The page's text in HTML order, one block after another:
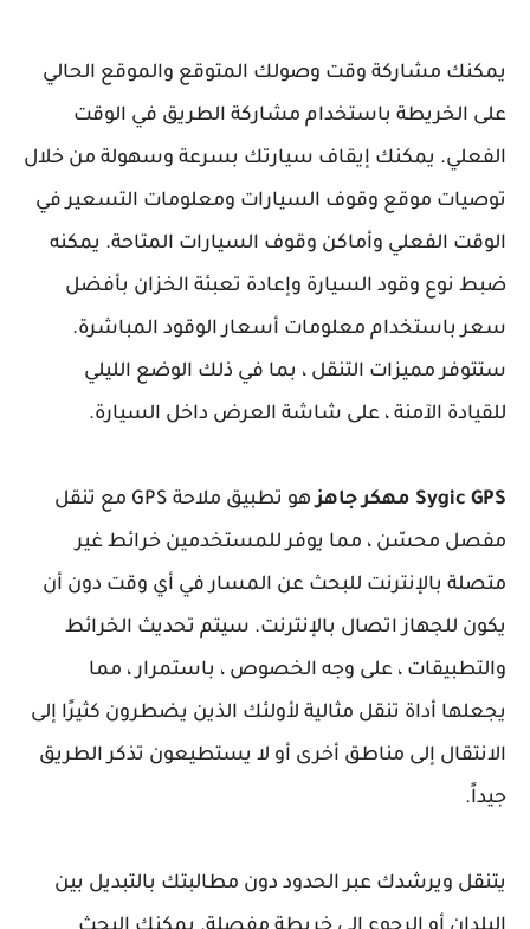
يمكنك مشاركة وقت وصولك المتوقع والموقع الحالي
على الخريطة باستخدام مشاركة الطريق في الوقت
الفعلي. يمكنك إيقاف سيارتك بسرعة وسهولة من خلال
توصيات موقع وقوف السيارات ومعلومات التسعير في
الوقت الفعلي وأماكن وقوف السيارات المتاحة. يمكنه
ضبط نوع وقود السيارة وإعادة تعبئة الخزان بأفضل
سعر باستخدام معلومات أسعار الوقود المباشرة.
ستتوفر مميزات التنقل ، بما في ذلك الوضع الليلي
للقيادة الآمنة ، على شاشة العرض داخل السيارة.
Sygic GPS مهكر جاهز
هو تطبيق ملاحة GPS مع تنقل
مفصل محسّن ، مما يوفر للمستخدمين خرائط غير
متصلة بالإنترنت للبحث عن المسار في أي وقت دون أن
يكون للجهاز اتصال بالإنترنت. سيتم تحديث الخرائط
والتطبيقات ، على وجه الخصوص ، باستمرار ، مما
يجعلها أداة تنقل مثالية لأولئك الذين يضطرون كثيرًا إلى
الانتقال إلى مناطق أخرى أو لا يستطيعون تذكر الطريق
جيداً.
يتنقل ويرشدك عبر الحدود دون مطالبتك بالتبديل بين